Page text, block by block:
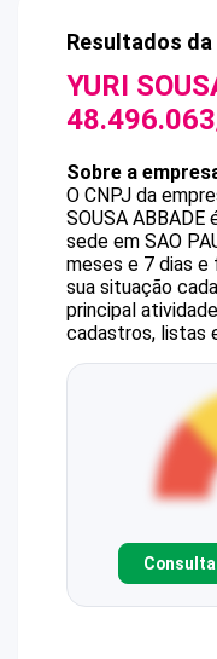
Resultados
YURI
Sobre a
O CNPJ da
SOUSA ABBADE
sede em SAO
meses e 7 dias
sua situação
principal
cadastros, listas